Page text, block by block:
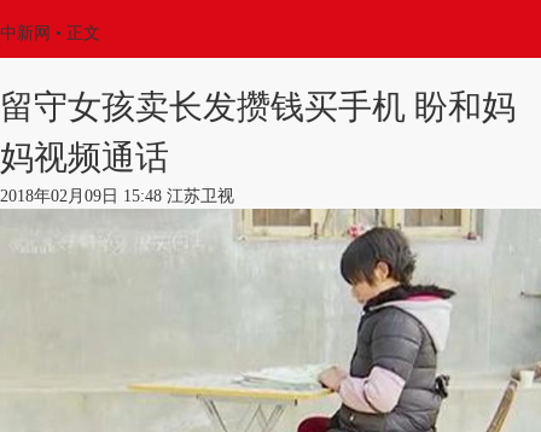
中新网 • 正文
留守女孩卖长发攒钱买手机 盼和妈
妈视频通话
2018年02月09日 15:48 江苏卫视